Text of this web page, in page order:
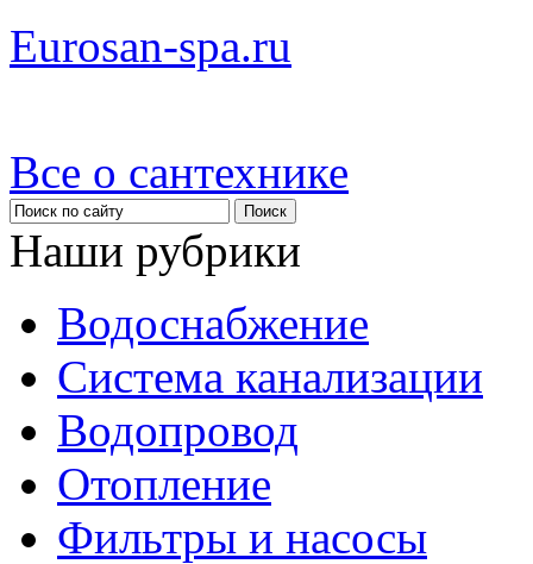
Eurosan-spa.ru
Все о сантехнике
Наши рубрики
Водоснабжение
Система канализации
Водопровод
Отопление
Фильтры и насосы